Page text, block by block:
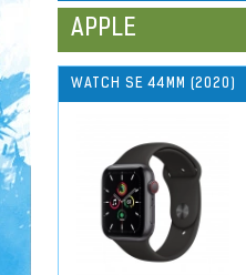
APPLE
WATCH SE 44MM (2020)